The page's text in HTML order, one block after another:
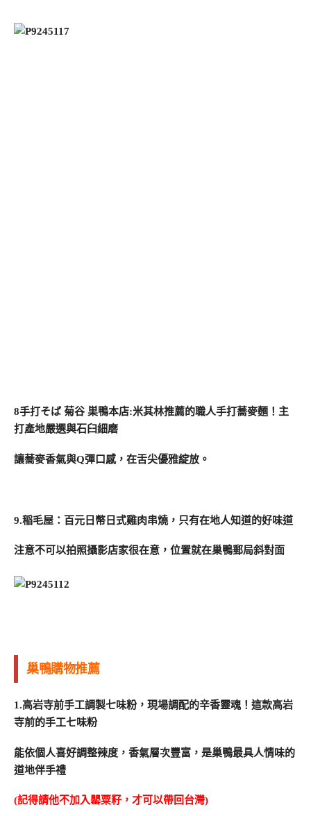
8手打そば 菊谷 巣鴨本店:米其林推薦的職人手打蕎麥麵！主
打產地嚴選與石臼細磨
讓蕎麥香氣與Q彈口感，在舌尖優雅綻放。
9.稲毛屋：百元日幣日式雞肉串燒，只有在地人知道的好味道
注意不可以拍照攝影店家很在意，位置就在巢鴨郵局斜對面
巢鴨購物推薦
1.高岩寺前手工調製七味粉，現場調配的辛香靈魂！這款高岩
寺前的手工七味粉
能依個人喜好調整辣度，香氣層次豐富，是巢鴨最具人情味的
道地伴手禮
(記得請他不加入罌粟籽，才可以帶回台灣)